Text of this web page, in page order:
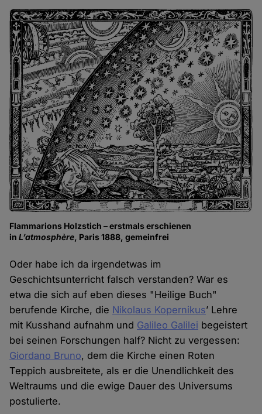
Flammarions Holzstich – erstmals erschienen
inL’atmosphère, Paris 1888, gemeinfrei
Oder habe ich da irgendetwas im
Geschichtsunterricht falsch verstanden? War es
etwa die sich auf eben dieses "Heilige Buch"
berufende Kirche, die Nikolaus Kopernikus’ Lehre
mit Kusshand aufnahm und Galileo Galilei begeistert
bei seinen Forschungen half? Nicht zu vergessen:
Giordano Bruno, dem die Kirche einen Roten
Teppich ausbreitete, als er die Unendlichkeit des
Weltraums und die ewige Dauer des Universums
postulierte.